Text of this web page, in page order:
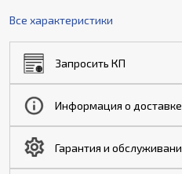
Все характеристики
Запросить КП
Информация о
Гарантия и